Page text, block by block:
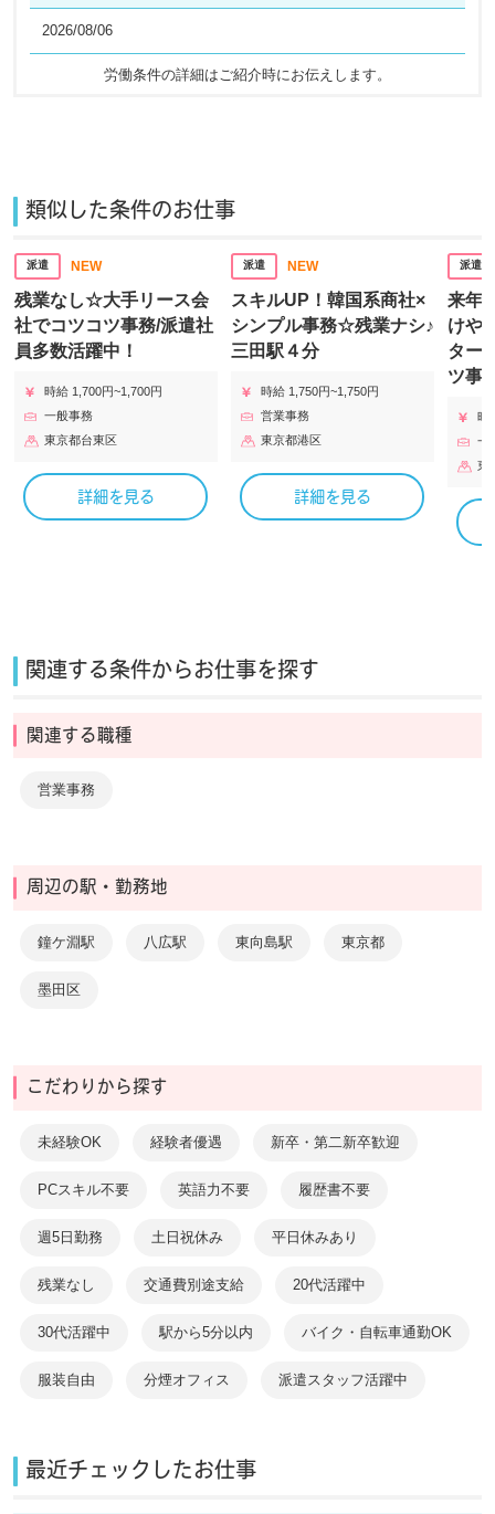
2026/08/06
労働条件の詳細はご紹介時にお伝えします。​
類似した条件のお仕事
派遣 NEW
残業なし☆大手リース会
社でコツコツ事務/派遣社
員多数活躍中！
時給 1,700円~1,700円
一般事務
東京都台東区
詳細を見る
派遣 NEW
スキルUP！韓国系商社×
シンプル事務☆残業ナシ♪
三田駅４分
時給 1,750円~1,750円
営業事務
東京都港区
詳細を見る
派遣
来年
けや
ター
ツ事
時
一
東
関連する条件からお仕事を探す
関連する職種
営業事務
周辺の駅・勤務地
鐘ケ淵駅 八広駅 東向島駅 東京都
墨田区
こだわりから探す
未経験OK 経験者優遇 新卒・第二新卒歓迎
PCスキル不要 英語力不要 履歴書不要
週5日勤務 土日祝休み 平日休みあり
残業なし 交通費別途支給 20代活躍中
30代活躍中 駅から5分以内 バイク・自転車通勤OK
服装自由 分煙オフィス 派遣スタッフ活躍中
最近チェックしたお仕事